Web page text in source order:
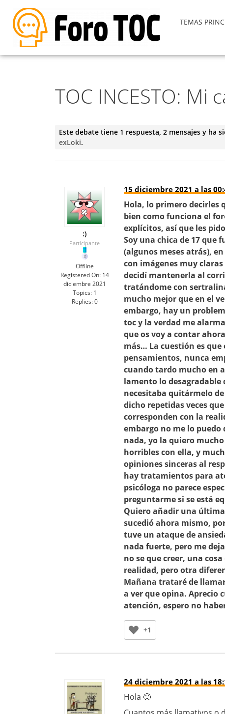
TEMAS
TOC INCESTO: Mi
Este debate tiene 1 respuesta, 2 mensajes y ha
exLoki.
:)
Participante
Offline
Registered On: 14
diciembre 2021
Topics: 1
Replies: 0
15 diciembre 2021 a las
Hola, lo primero decirles
bien como funciona el
explícitos, así que les
Soy una chica de 17 que
(algunos meses atrás),
con imágenes muy
decidí mantenerla al
tratándome con
mucho mejor que en el
embargo, hay un
toc y la verdad me
que os voy a contar
más… La cuestión es
pensamientos, nunca
cuando tardo mucho en
lamento lo desagradable
necesitaba quitármelo
dicho repetidas veces
corresponden con la
embargo no me lo
nada, yo la quiero
horribles con ella, y
opiniones sinceras al
hay tratamientos para
psicóloga no parece
preguntarme si se está
Quiero añadir una
sucedió ahora mismo,
tuve un ataque de
nada fuerte, pero me
no se que creer, una
realidad, pero otra
Mañana trataré de
a ver que opina. Aprecio
atención, espero no
+1
24 diciembre 2021 a las
Hola 🙂